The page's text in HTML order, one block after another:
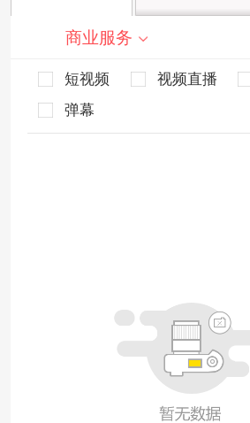
商业服务
短视频 视频直播
弹幕